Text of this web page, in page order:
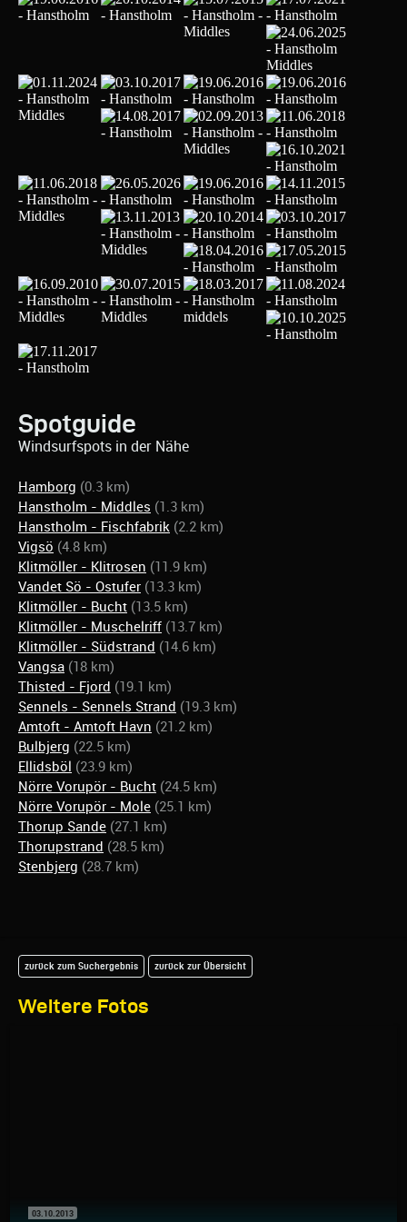
Spotguide
Windsurfspots in der Nähe
Hamborg (0.3 km)
Hanstholm - Middles (1.3 km)
Hanstholm - Fischfabrik (2.2 km)
Vigsö (4.8 km)
Klitmöller - Klitrosen (11.9 km)
Vandet Sö - Ostufer (13.3 km)
Klitmöller - Bucht (13.5 km)
Klitmöller - Muschelriff (13.7 km)
Klitmöller - Südstrand (14.6 km)
Vangsa (18 km)
Thisted - Fjord (19.1 km)
Sennels - Sennels Strand (19.3 km)
Amtoft - Amtoft Havn (21.2 km)
Bulbjerg (22.5 km)
Ellidsböl (23.9 km)
Nörre Vorupör - Bucht (24.5 km)
Nörre Vorupör - Mole (25.1 km)
Thorup Sande (27.1 km)
Thorupstrand (28.5 km)
Stenbjerg (28.7 km)
Weitere Fotos
zurück zum Suchergebnis zurück zur Übersicht
03.10.2013